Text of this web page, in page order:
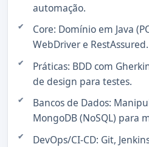
automação.
Core: Domínio em Java
WebDriver e RestAssured.
Práticas: BDD com
de design para testes.
Bancos de Dados:
MongoDB (NoSQL) para
DevOps/CI-CD: Git,